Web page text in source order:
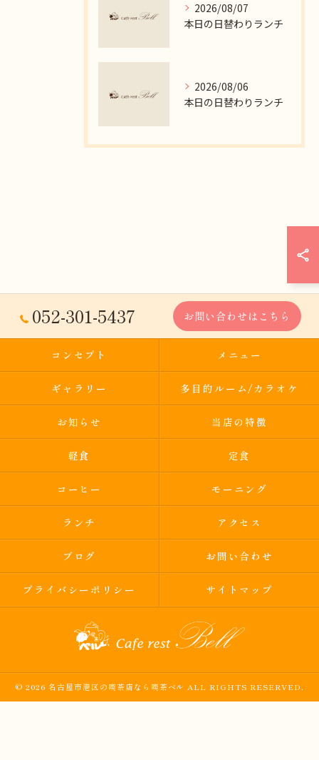
2026/08/07
本日の日替わりランチ
2026/08/06
本日の日替わりランチ
052-301-5437 お問い合わせはこちら
コンセプト メニュー
ギャラリー 多目的ルーム/カラオケ
お知らせ 当店の特徴
軽食 定食
コーヒー モーニング
ランチ アクセス
ブログ お問い合わせ
プライバシーポリシー サイトマップ
© 2026 名古屋市港区の喫茶店なら喫茶ベル ALL RIGHTS RESERVED.